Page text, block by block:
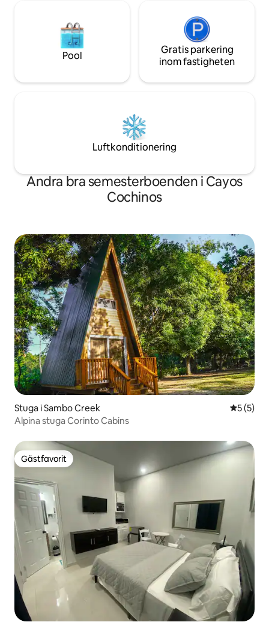
Pool
Gratis parkering
inom fastigheten
Luftkonditionering
Andra bra semesterboenden i Cayos
Cochinos
Stuga i Sambo Creek 5 av 5 i
5 (5)
Alpina stuga Corinto Cabins
Gästfavorit
Gästfavorit